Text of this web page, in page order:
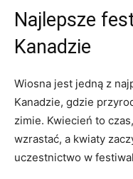
Najlepsze
Kanadzie
Wiosna​ jest​ jedną z
Kanadzie, gdzie
zimie. Kwiecień​ to⁢
wzrastać,‍ a⁣ kwiaty
uczestnictwo ⁢w